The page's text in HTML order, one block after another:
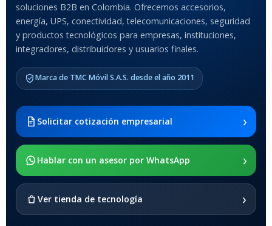
Anti-Shock
MODELO DE TABLETS
COMPATIBLES
2021 SM-x200 / Samsung
Galaxy Tab A8 10.5 2021 SM-
x205
SOPORTE DE APOYO
soluciones B2B en Colombia. Ofrecemos accesorios,
energía, UPS, conectividad, telecomunicaciones, seguridad
y productos tecnológicos para empresas, instituciones,
integradores, distribuidores y usuarios finales.
Marca de TMC Móvil S.A.S. desde el año 2011
Solicitar cotización empresarial ›
Hablar con un asesor por WhatsApp ›
Ver tienda de tecnología ›